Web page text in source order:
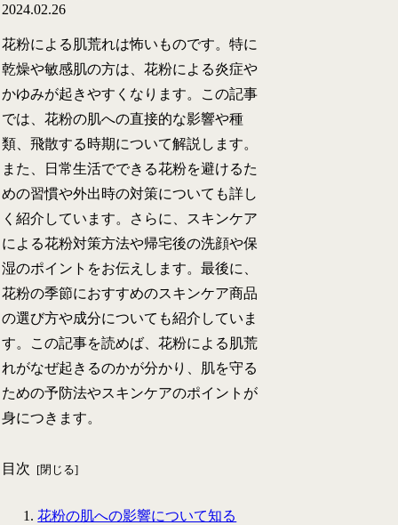
2024.02.26
花粉による肌荒れは怖いものです。特に
乾燥や敏感肌の方は、花粉による炎症や
かゆみが起きやすくなります。この記事
では、花粉の肌への直接的な影響や種
類、飛散する時期について解説します。
また、日常生活でできる花粉を避けるた
めの習慣や外出時の対策についても詳し
く紹介しています。さらに、スキンケア
による花粉対策方法や帰宅後の洗顔や保
湿のポイントをお伝えします。最後に、
花粉の季節におすすめのスキンケア商品
の選び方や成分についても紹介していま
す。この記事を読めば、花粉による肌荒
れがなぜ起きるのかが分かり、肌を守る
ための予防法やスキンケアのポイントが
身につきます。
目次
花粉の肌への影響について知る